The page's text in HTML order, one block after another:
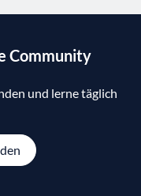
Community
und lerne täglich